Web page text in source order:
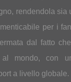
rendendola
per i
dal fatto
al mondo, con
a livello globale.